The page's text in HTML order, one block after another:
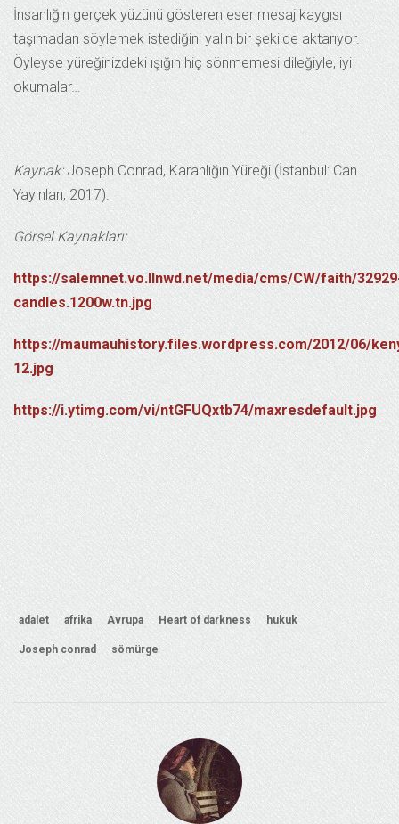
İnsanlığın gerçek yüzünü gösteren eser mesaj kaygısı
taşımadan söylemek istediğini yalın bir şekilde aktarıyor.
Öyleyse yüreğinizdeki ışığın hiç sönmemesi dileğiyle, iyi
okumalar…
Kaynak:Joseph Conrad, Karanlığın Yüreği (İstanbul: Can
Yayınları, 2017).
Görsel Kaynakları:
https://salemnet.vo.llnwd.net/media/cms/CW/faith/
candles.1200w.tn.jpg
https://maumauhistory.files.wordpress.com/2012/06/
12.jpg
https://i.ytimg.com/vi/ntGFUQxtb74/maxresdefault.jpg
adalet afrika Avrupa Heart of darkness hukuk
Joseph conrad sömürge